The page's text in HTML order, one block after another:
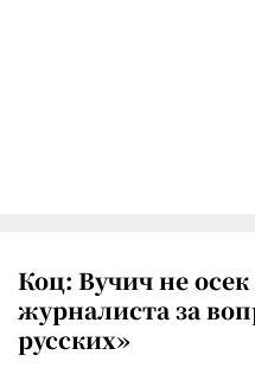
Коц: Вучич не
журналиста за
русских»